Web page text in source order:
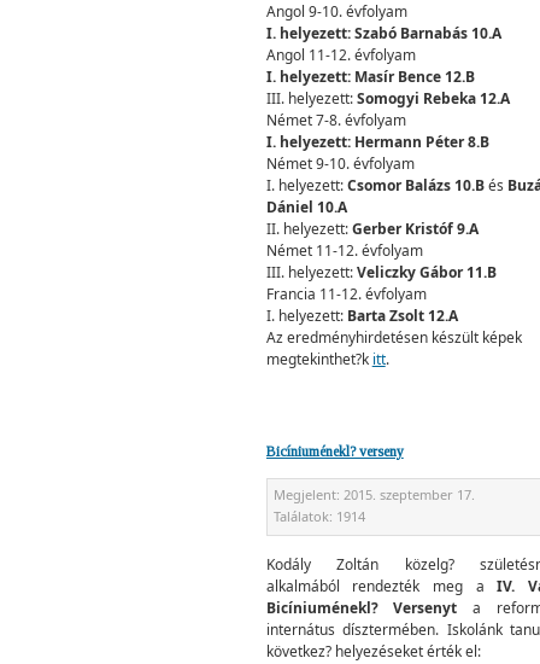
Angol 9-10. évfolyam
I. helyezett: Szabó Barnabás 10.A
Angol 11-12. évfolyam
I. helyezett: Masír Bence 12.B
III. helyezett:Somogyi Rebeka 12.A
Német 7-8. évfolyam
I. helyezett: Hermann Péter 8.B
Német 9-10. évfolyam
I. helyezett:Csomor Balázs 10.Bés
Dániel 10.A
II. helyezett:Gerber Kristóf 9.A
Német 11-12. évfolyam
III. helyezett:Veliczky Gábor 11.B
Francia 11-12. évfolyam
I. helyezett:Barta Zsolt 12.A
Az eredményhirdetésen készült képek
megtekinthet?k itt.
Bicíniuménekl? verseny
Megjelent: 2015. szeptember 17.
Találatok: 1914
Kodály Zoltán közelg?
alkalmából rendezték meg a IV.
Bicíniuménekl? Versenyt a
internátus dísztermében. Iskolánk
következ? helyezéseket érték el: